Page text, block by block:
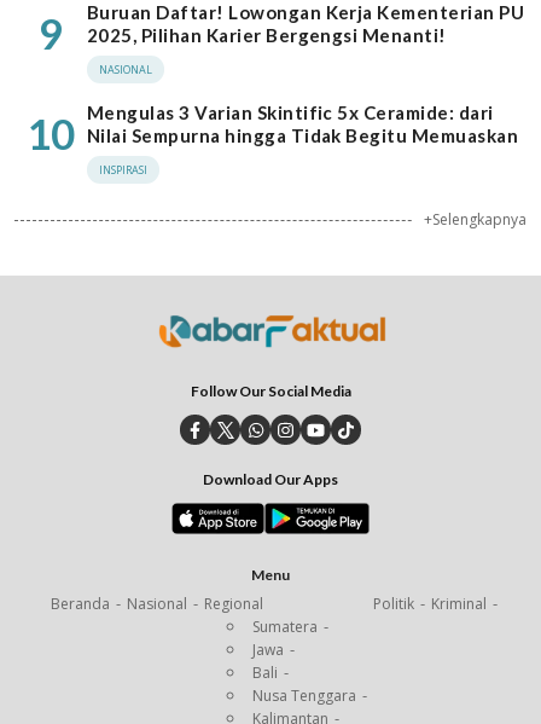
9
Buruan Daftar! Lowongan Kerja Kementerian PU
2025, Pilihan Karier Bergengsi Menanti!
NASIONAL
10
Mengulas 3 Varian Skintific 5x Ceramide: dari
Nilai Sempurna hingga Tidak Begitu Memuaskan
INSPIRASI
+Selengkapnya
Follow Our Social Media
Download Our Apps
Menu
Beranda Nasional
Regional
Sumatera
Jawa
Bali
Nusa Tenggara
Kalimantan
Politik Kriminal